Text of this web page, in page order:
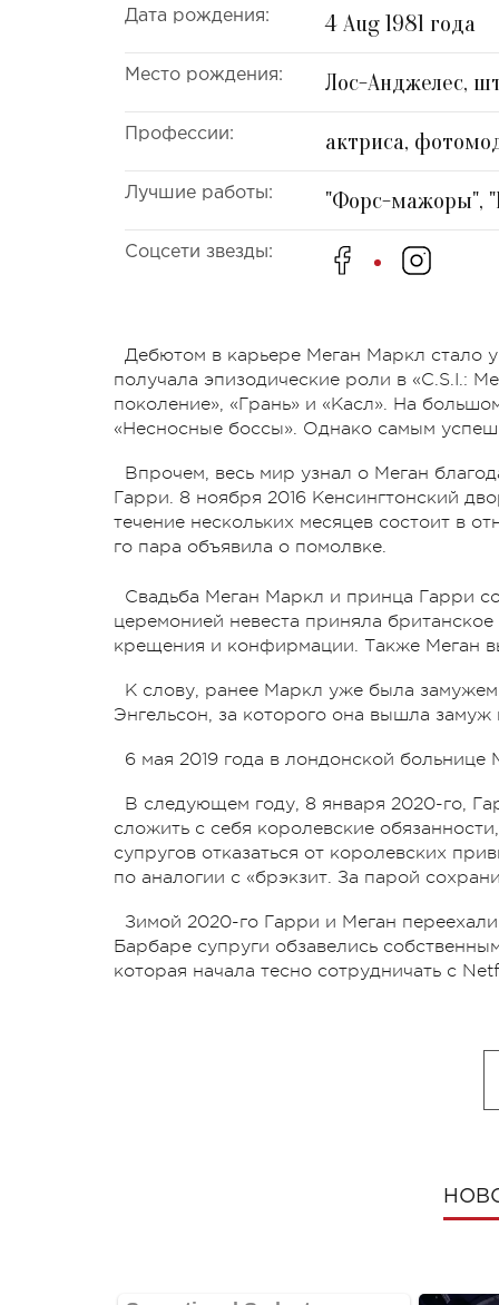
Дата рождения: 4 Aug 1981 года
Место рождения: Лос-Анджелес,
Профессии: актриса,
Лучшие работы: "Форс-мажоры",
Соцсети звезды:
Дебютом в карьере Меган Маркл стало
получала эпизодические роли в «C.S.I.:
поколение», «Грань» и «Касл». На
«Несносные боссы». Однако самым
Впрочем, весь мир узнал о Меган
Гарри. 8 ноября 2016 Кенсингтонский
течение нескольких месяцев состоит в
го пара объявила о помолвке.
Свадьба Меган Маркл и принца Гарри
церемонией невеста приняла
крещения и конфирмации. Также Меган
К слову, ранее Маркл уже была
Энгельсон, за которого она вышла замуж
6 мая 2019 года в лондонской
В следующем году, 8 января 2020-го,
сложить с себя королевские
супругов отказаться от королевских
по аналогии с «брэкзит. За парой
Зимой 2020-го Гарри и Меган
Барбаре супруги обзавелись
которая начала тесно сотрудничать с